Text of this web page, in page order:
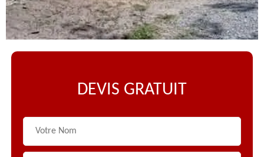
DEVIS GRATUIT